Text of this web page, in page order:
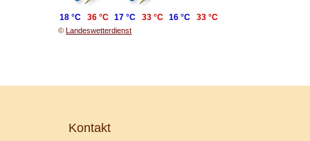
©Landeswetterdienst
18 °C 36 °C 17 °C 33 °C 16 °C 33 °C
Kontakt